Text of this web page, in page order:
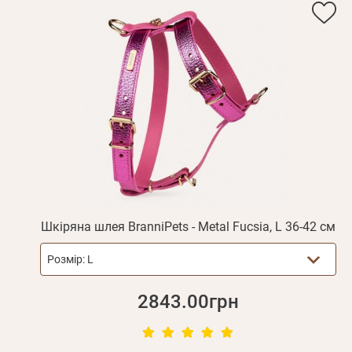
Шкіряна шлея BranniPets - Metal Fucsia, L 36-42 см
Розмір: L
2843.00грн
Вам